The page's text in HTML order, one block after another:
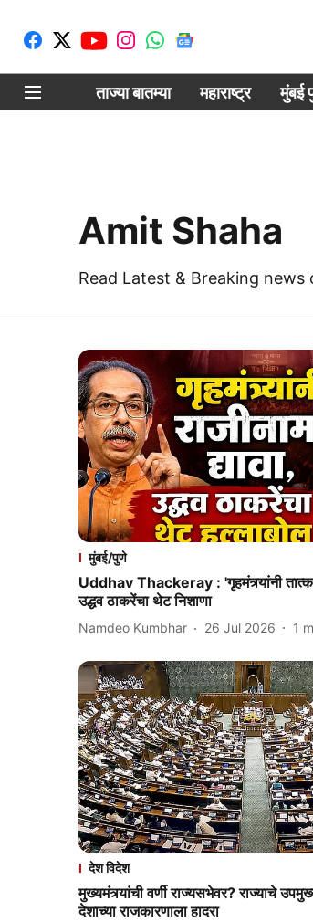
ताज्या बातम्या महाराष्ट्र मुंबई
Amit Shaha
Read Latest & Breaking
मुंबई/पुणे
Uddhav Thackeray : 'गृहमंत्र्यांनी तात्काळ
उद्धव ठाकरेंचा थेट निशाणा
Namdeo Kumbhar 26 Jul 2026 1
देश विदेश
मुख्यमंत्र्यांची वर्णी राज्यसभेवर? राज्याचे
देशाच्या राजकारणाला हादरा